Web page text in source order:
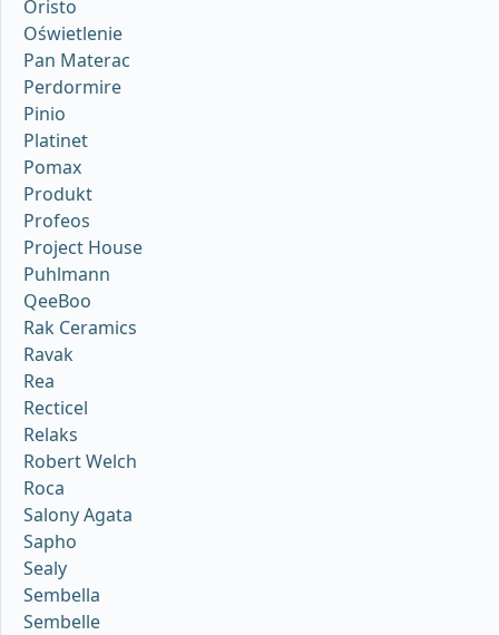
Oristo
Oświetlenie
Pan Materac
Perdormire
Pinio
Platinet
Pomax
Produkt
Profeos
Project House
Puhlmann
QeeBoo
Rak Ceramics
Ravak
Rea
Recticel
Relaks
Robert Welch
Roca
Salony Agata
Sapho
Sealy
Sembella
Sembelle